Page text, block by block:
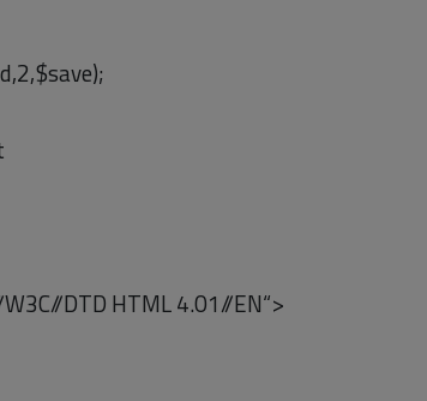
DTD HTML 4.01//EN“>